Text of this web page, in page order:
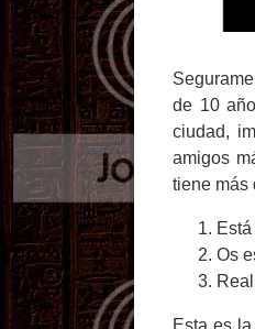
de 10
ciudad,
amigos
tiene más
Os
Esta es